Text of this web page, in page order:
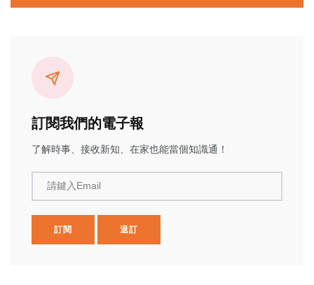
訂閱我們的電子報
了解時事、接收新知、在家也能當個知識通！
請鍵入Email
訂閱 退訂